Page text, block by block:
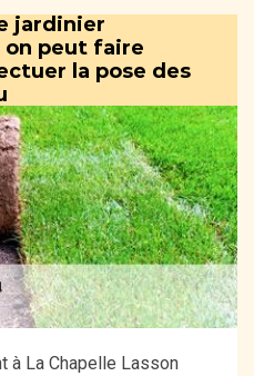
jardinier
on peut faire
la pose des
à La Chapelle Lasson